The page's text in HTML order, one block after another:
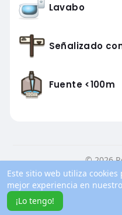
Este sitio web utiliza
mejor experiencia en
¡Lo tengo!
Lavabo
Señalizado
Fuente <100m
© 2026
Inicio
Conocenos
Condiciones de uso